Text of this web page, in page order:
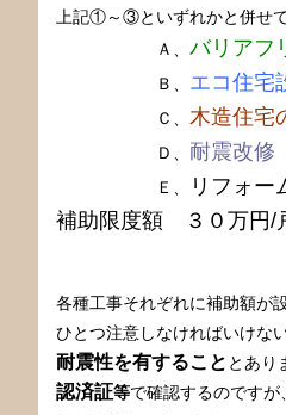
上記①～③といずれかと併せ
Ａ、 バリアフ
Ｂ、 エコ住宅
Ｃ、 木造住宅
Ｄ、 耐震改修
Ｅ、
リフォー
補助限度額 ３０万円/
各種工事それぞれに補助額が
ひとつ注意しなければいけな
耐震性を有すること とあり
認済証等で確認するのですが